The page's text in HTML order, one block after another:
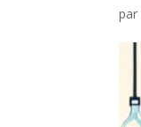
par